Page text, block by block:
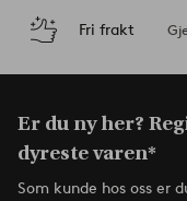
Fri frakt
Er du ny her?
dyreste varen*
Som kunde hos oss er